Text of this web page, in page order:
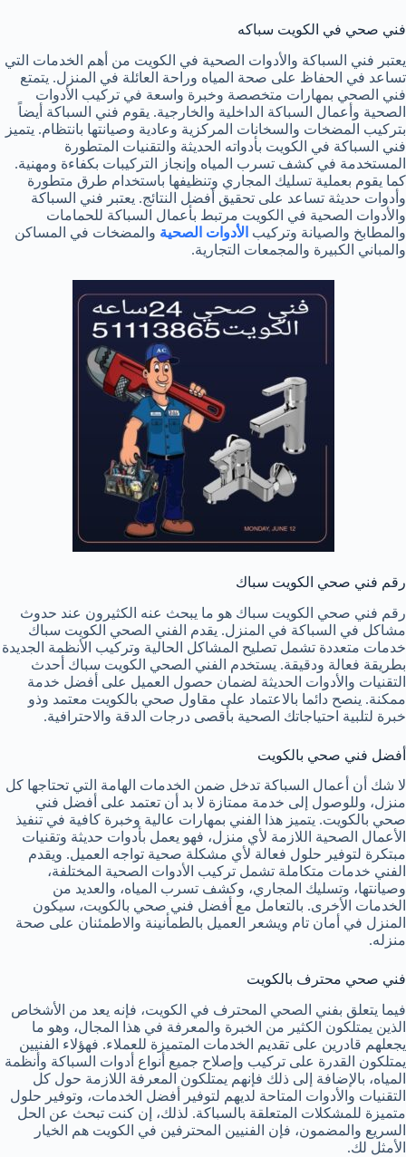
فني صحي في الكويت سباكه
يعتبر فني السباكة والأدوات الصحية في الكويت من أهم الخدمات التي
تساعد في الحفاظ على صحة المياه وراحة العائلة في المنزل. يتمتع
فني الصحي بمهارات متخصصة وخبرة واسعة في تركيب الأدوات
الصحية وأعمال السباكة الداخلية والخارجية. يقوم فني السباكة أيضاً
بتركيب المضخات والسخانات المركزية وعادية وصيانتها بانتظام. يتميز
فني السباكة في الكويت بأدواته الحديثة والتقنيات المتطورة
المستخدمة في كشف تسرب المياه وإنجاز التركيبات بكفاءة ومهنية.
كما يقوم بعملية تسليك المجاري وتنظيفها باستخدام طرق متطورة
وأدوات حديثة تساعد على تحقيق أفضل النتائج. يعتبر فني السباكة
والأدوات الصحية في الكويت مرتبط بأعمال السباكة للحمامات
والمطابخ والصيانة وتركيب الأدوات الصحية والمضخات في المساكن
والمباني الكبيرة والمجمعات التجارية.
رقم فني صحي الكويت سباك
رقم فني صحي الكويت سباك هو ما يبحث عنه الكثيرون عند حدوث
مشاكل في السباكة في المنزل. يقدم الفني الصحي الكويت سباك
خدمات متعددة تشمل تصليح المشاكل الحالية وتركيب الأنظمة الجديدة
بطريقة فعالة ودقيقة. يستخدم الفني الصحي الكويت سباك أحدث
التقنيات والأدوات الحديثة لضمان حصول العميل على أفضل خدمة
ممكنة. ينصح دائما بالاعتماد على مقاول صحي بالكويت معتمد وذو
خبرة لتلبية احتياجاتك الصحية بأقصى درجات الدقة والاحترافية.
أفضل فني صحي بالكويت
لا شك أن أعمال السباكة تدخل ضمن الخدمات الهامة التي تحتاجها كل
منزل، وللوصول إلى خدمة ممتازة لا بد أن تعتمد على أفضل فني
صحي بالكويت. يتميز هذا الفني بمهارات عالية وخبرة كافية في تنفيذ
الأعمال الصحية اللازمة لأي منزل، فهو يعمل بأدوات حديثة وتقنيات
مبتكرة لتوفير حلول فعالة لأي مشكلة صحية تواجه العميل. ويقدم
الفني خدمات متكاملة تشمل تركيب الأدوات الصحية المختلفة،
وصيانتها، وتسليك المجاري، وكشف تسرب المياه، والعديد من
الخدمات الأخرى. بالتعامل مع أفضل فني صحي بالكويت، سيكون
المنزل في أمان تام ويشعر العميل بالطمأنينة والاطمئنان على صحة
منزله.
فني صحي محترف بالكويت
فيما يتعلق بفني الصحي المحترف في الكويت، فإنه يعد من الأشخاص
الذين يمتلكون الكثير من الخبرة والمعرفة في هذا المجال، وهو ما
يجعلهم قادرين على تقديم الخدمات المتميزة للعملاء. فهؤلاء الفنيين
يمتلكون القدرة على تركيب وإصلاح جميع أنواع أدوات السباكة وأنظمة
المياه، بالإضافة إلى ذلك فإنهم يمتلكون المعرفة اللازمة حول كل
التقنيات والأدوات المتاحة لديهم لتوفير أفضل الخدمات، وتوفير حلول
متميزة للمشكلات المتعلقة بالسباكة. لذلك، إن كنت تبحث عن الحل
السريع والمضمون، فإن الفنيين المحترفين في الكويت هم الخيار
الأمثل لك.